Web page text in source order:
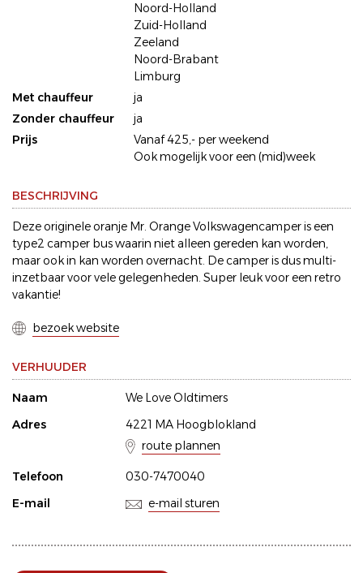
Noord-Holland
Zuid-Holland
Zeeland
Noord-Brabant
Limburg
Met chauffeur
ja
Zonder chauffeur
ja
Prijs
Vanaf 425,- per weekend
Ook mogelijk voor een (mid)week
BESCHRIJVING
Deze originele oranje Mr. Orange Volkswagencamper is een
type2 camper bus waarin niet alleen gereden kan worden,
maar ook in kan worden overnacht. De camper is dus multi-
inzetbaar voor vele gelegenheden. Super leuk voor een retro
vakantie!
bezoek website
VERHUUDER
Naam
We Love Oldtimers
Adres
4221 MA Hoogblokland
route plannen
Telefoon
030-7470040
E-mail
e-mail sturen